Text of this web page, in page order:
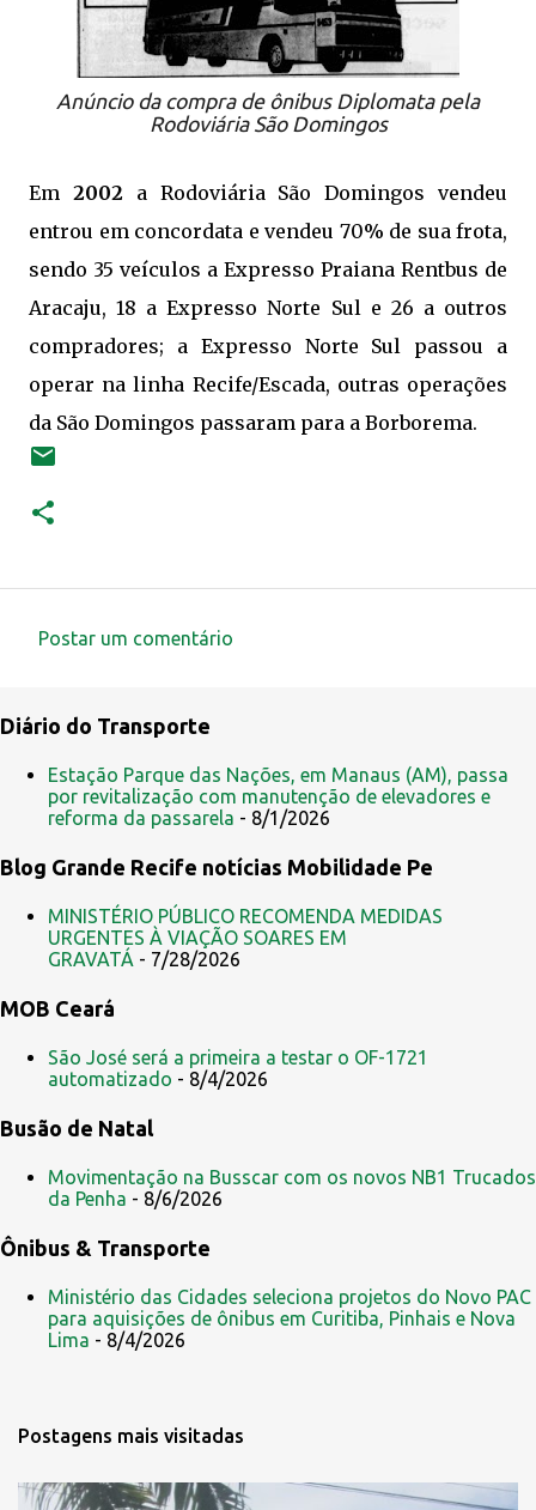
Anúncio da compra de ônibus Diplomata pela
Rodoviária São Domingos
Em 2002 a Rodoviária São Domingos vendeu
entrou em concordata e vendeu 70% de sua frota,
sendo 35 veículos a Expresso Praiana Rentbus de
Aracaju, 18 a Expresso Norte Sul e 26 a outros
compradores; a Expresso Norte Sul passou a
operar na linha Recife/Escada, outras operações
da São Domingos passaram para a Borborema.
m
e
n
á
o
s
Postar um comentário
Diário do Transporte
Estação Parque das Nações, em Manaus (AM), passa
por revitalização com manutenção de elevadores e
reforma da passarela - 8/1/2026
Blog Grande Recife notícias Mobilidade Pe
MINISTÉRIO PÚBLICO RECOMENDA MEDIDAS
URGENTES À VIAÇÃO SOARES EM
GRAVATÁ - 7/28/2026
MOB Ceará
São José será a primeira a testar o OF-1721
automatizado - 8/4/2026
Busão de Natal
Movimentação na Busscar com os novos NB1 Trucados
da Penha - 8/6/2026
Ônibus & Transporte
Ministério das Cidades seleciona projetos do Novo PAC
para aquisições de ônibus em Curitiba, Pinhais e Nova
Lima - 8/4/2026
Postagens mais visitadas